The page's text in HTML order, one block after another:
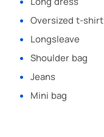
Oversized t-shirt
Longsleave
Shoulder bag
Jeans
Mini bag